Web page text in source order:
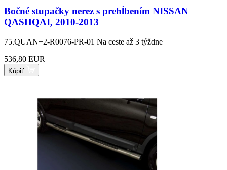
Bočné stupačky nerez s prehĺbením NISSAN
QASHQAI, 2010-2013
75.QUAN+2-R0076-PR-01 Na ceste až 3 týždne
536,80 EUR
Kúpiť